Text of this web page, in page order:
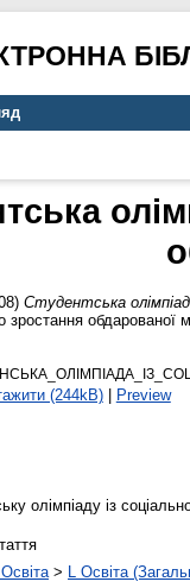
Студентська
зростання обдарованої
(244kB)| Preview
олімпіаду із
> L Освіта